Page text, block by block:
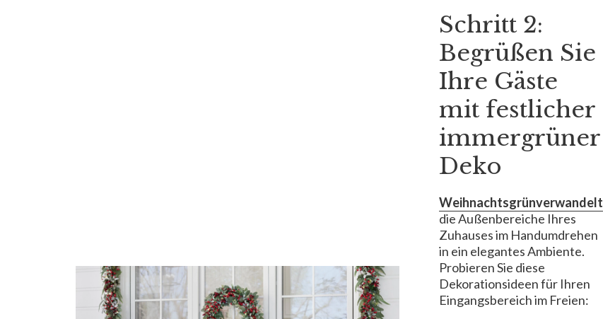
Schritt 2:
Begrüßen Sie
Ihre Gäste
mit festlicher
immergrüner
Deko
Weihnachtsgrünverwandelt
die Außenbereiche Ihres
Zuhauses im Handumdrehen
in ein elegantes Ambiente.
Probieren Sie diese
Dekorationsideen für Ihren
Eingangsbereich im Freien: